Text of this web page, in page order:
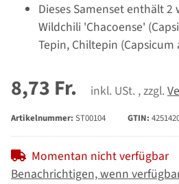
Dieses Samenset enthält
Wildchili 'Chacoense'
Tepin, Chiltepin
8,73 Fr. inkl. USt. , zzgl.
Artikelnummer: ST00104 GTIN:
Momentan nicht verfügbar
Benachrichtigen, wenn